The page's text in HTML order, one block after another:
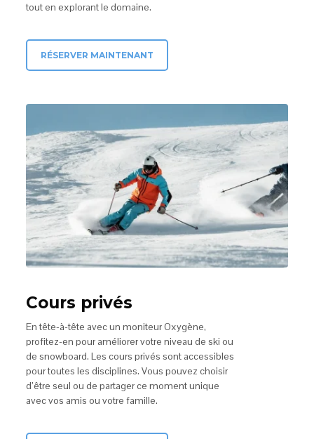
tout en explorant le domaine.
RÉSERVER MAINTENANT
Cours privés
En tête-à-tête avec un moniteur Oxygène,
profitez-en pour améliorer votre niveau de ski ou
de snowboard. Les cours privés sont accessibles
pour toutes les disciplines. Vous pouvez choisir
d’être seul ou de partager ce moment unique
avec vos amis ou votre famille.